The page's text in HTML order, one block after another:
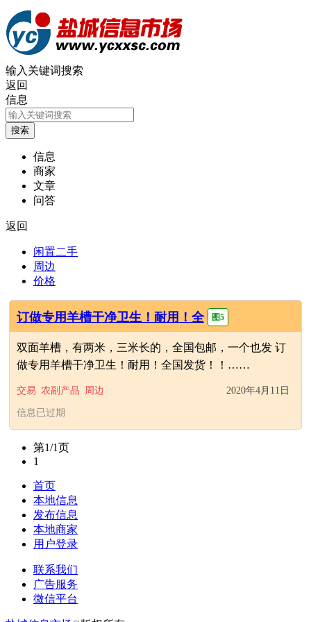
输入关键词搜索
返回
信息
信息
商家
文章
问答
返回
闲置二手
周边
价格
订做专用羊槽干净卫生！耐用！全 图5
双面羊槽，有两米，三米长的，全国包邮，一个也发 订
做专用羊槽干净卫生！耐用！全国发货！！……
交易 农副产品 周边 2020年4月11日
信息已过期
第1/1页
1
首页
本地信息
发布信息
本地商家
用户登录
联系我们
广告服务
微信平台